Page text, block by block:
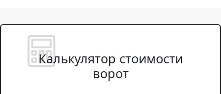
Калькулятор стоимости
ворот